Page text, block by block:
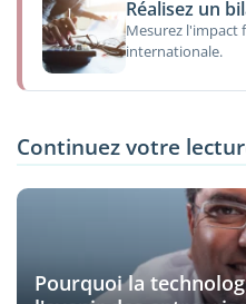
Réalisez un
Mesurez l'impact
internationale.
Continuez votre
Pourquoi la